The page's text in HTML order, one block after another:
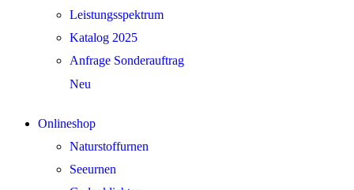
Leistungsspektrum
Katalog 2025
Anfrage Sonderauftrag
Neu
Onlineshop
Naturstoffurnen
Seeurnen